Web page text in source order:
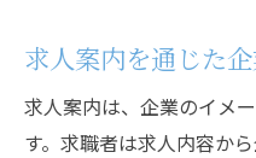
求人案内を通じた
求人案内は、企業のイメ
す。求職者は求人内容か